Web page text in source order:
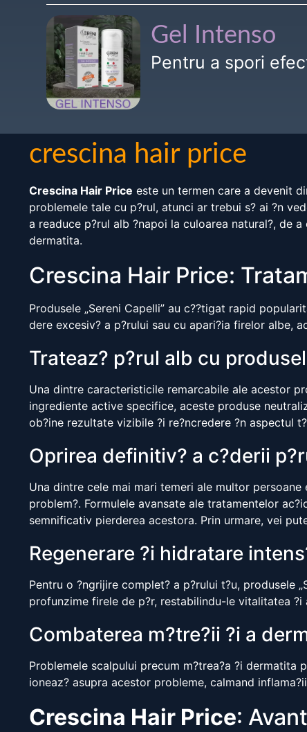
Gel Intenso
Pentru a spori
crescina hair price
Crescina Hair Price este un termen care a devenit
problemele tale cu p?rul, atunci ar trebui s? ai ?n
a readuce p?rul alb ?napoi la culoarea natural?, de
dermatita.
Crescina Hair Price:
Produsele „Sereni Capelli” au c??tigat rapid
dere excesiv? a p?rului sau cu apari?ia firelor albe,
Trateaz? p?rul alb cu
Una dintre caracteristicile remarcabile ale acestor
ingrediente active specifice, aceste produse
ob?ine rezultate vizibile ?i re?ncredere ?n aspectul
Oprirea definitiv? a c?derii
Una dintre cele mai mari temeri ale multor persoane
problem?. Formulele avansate ale tratamentelor
semnificativ pierderea acestora. Prin urmare, vei
Regenerare ?i hidratare
Pentru o ?ngrijire complet? a p?rului t?u, produsele
profunzime firele de p?r, restabilindu-le vitalitatea
Combaterea m?tre?ii ?i a
Problemele scalpului precum m?trea?a ?i dermatita
ioneaz? asupra acestor probleme, calmand
Crescina Hair Price: